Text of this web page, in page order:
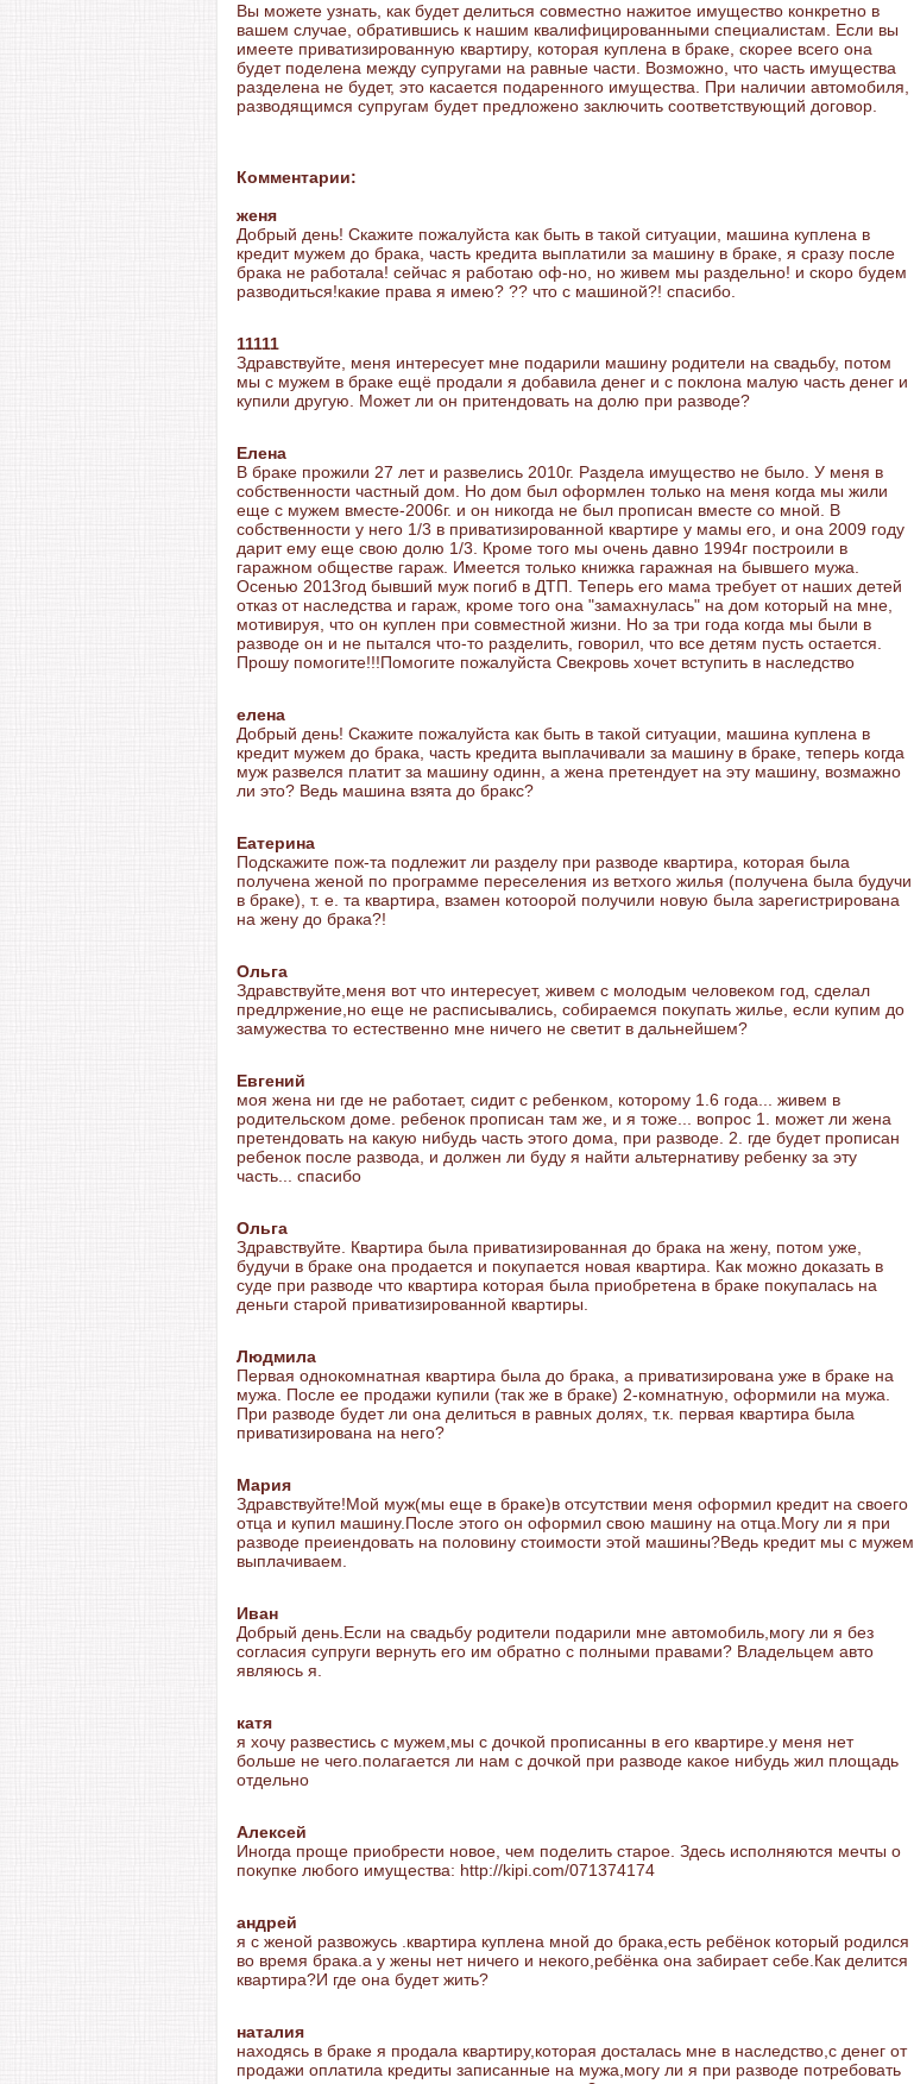
Вы можете узнать, как будет делиться совместно нажитое имущество конкретно в
вашем случае, обратившись к нашим квалифицированными специалистам. Если вы
имеете приватизированную квартиру, которая куплена в браке, скорее всего она
будет поделена между супругами на равные части. Возможно, что часть имущества
разделена не будет, это касается подаренного имущества. При наличии автомобиля,
разводящимся супругам будет предложено заключить соответствующий договор.
Комментарии:
женя
Добрый день! Скажите пожалуйста как быть в такой ситуации, машина куплена в
кредит мужем до брака, часть кредита выплатили за машину в браке, я сразу после
брака не работала! сейчас я работаю оф-но, но живем мы раздельно! и скоро будем
разводиться!какие права я имею? ?? что с машиной?! спасибо.
11111
Здравствуйте, меня интересует мне подарили машину родители на свадьбу, потом
мы с мужем в браке ещё продали я добавила денег и с поклона малую часть денег и
купили другую. Может ли он притендовать на долю при разводе?
Елена
В браке прожили 27 лет и развелись 2010г. Раздела имущество не было. У меня в
собственности частный дом. Но дом был оформлен только на меня когда мы жили
еще с мужем вместе-2006г. и он никогда не был прописан вместе со мной. В
собственности у него 1/3 в приватизированной квартире у мамы его, и она 2009 году
дарит ему еще свою долю 1/3. Кроме того мы очень давно 1994г построили в
гаражном обществе гараж. Имеется только книжка гаражная на бывшего мужа.
Осенью 2013год бывший муж погиб в ДТП. Теперь его мама требует от наших детей
отказ от наследства и гараж, кроме того она "замахнулась" на дом который на мне,
мотивируя, что он куплен при совместной жизни. Но за три года когда мы были в
разводе он и не пытался что-то разделить, говорил, что все детям пусть остается.
Прошу помогите!!!Помогите пожалуйста Свекровь хочет вступить в наследство
елена
Добрый день! Скажите пожалуйста как быть в такой ситуации, машина куплена в
кредит мужем до брака, часть кредита выплачивали за машину в браке, теперь когда
муж развелся платит за машину одинн, а жена претендует на эту машину, возмажно
ли это? Ведь машина взята до бракс?
Еатерина
Подскажите пож-та подлежит ли разделу при разводе квартира, которая была
получена женой по программе переселения из ветхого жилья (получена была будучи
в браке), т. е. та квартира, взамен котоорой получили новую была зарегистрирована
на жену до брака?!
Ольга
Здравствуйте,меня вот что интересует, живем с молодым человеком год, сделал
предлржение,но еще не расписывались, собираемся покупать жилье, если купим до
замужества то естественно мне ничего не светит в дальнейшем?
Евгений
моя жена ни где не работает, сидит с ребенком, которому 1.6 года... живем в
родительском доме. ребенок прописан там же, и я тоже... вопрос 1. может ли жена
претендовать на какую нибудь часть этого дома, при разводе. 2. где будет прописан
ребенок после развода, и должен ли буду я найти альтернативу ребенку за эту
часть... спасибо
Ольга
Здравствуйте. Квартира была приватизированная до брака на жену, потом уже,
будучи в браке она продается и покупается новая квартира. Как можно доказать в
суде при разводе что квартира которая была приобретена в браке покупалась на
деньги старой приватизированной квартиры.
Людмила
Первая однокомнатная квартира была до брака, а приватизирована уже в браке на
мужа. После ее продажи купили (так же в браке) 2-комнатную, оформили на мужа.
При разводе будет ли она делиться в равных долях, т.к. первая квартира была
приватизирована на него?
Мария
Здравствуйте!Мой муж(мы еще в браке)в отсутствии меня оформил кредит на своего
отца и купил машину.После этого он оформил свою машину на отца.Могу ли я при
разводе преиендовать на половину стоимости этой машины?Ведь кредит мы с мужем
выплачиваем.
Иван
Добрый день.Если на свадьбу родители подарили мне автомобиль,могу ли я без
согласия супруги вернуть его им обратно с полными правами? Владельцем авто
являюсь я.
катя
я хочу развестись с мужем,мы с дочкой прописанны в его квартире.у меня нет
больше не чего.полагается ли нам с дочкой при разводе какое нибудь жил площадь
отдельно
Алексей
Иногда проще приобрести новое, чем поделить старое. Здесь исполняются мечты о
покупке любого имущества: http://kipi.com/071374174
андрей
я с женой развожусь .квартира куплена мной до брака,есть ребёнок который родился
во время брака.а у жены нет ничего и некого,ребёнка она забирает себе.Как делится
квартира?И где она будет жить?
наталия
находясь в браке я продала квартиру,которая досталась мне в наследство,с денег от
продажи оплатила кредиты записанные на мужа,могу ли я при разводе потребовать